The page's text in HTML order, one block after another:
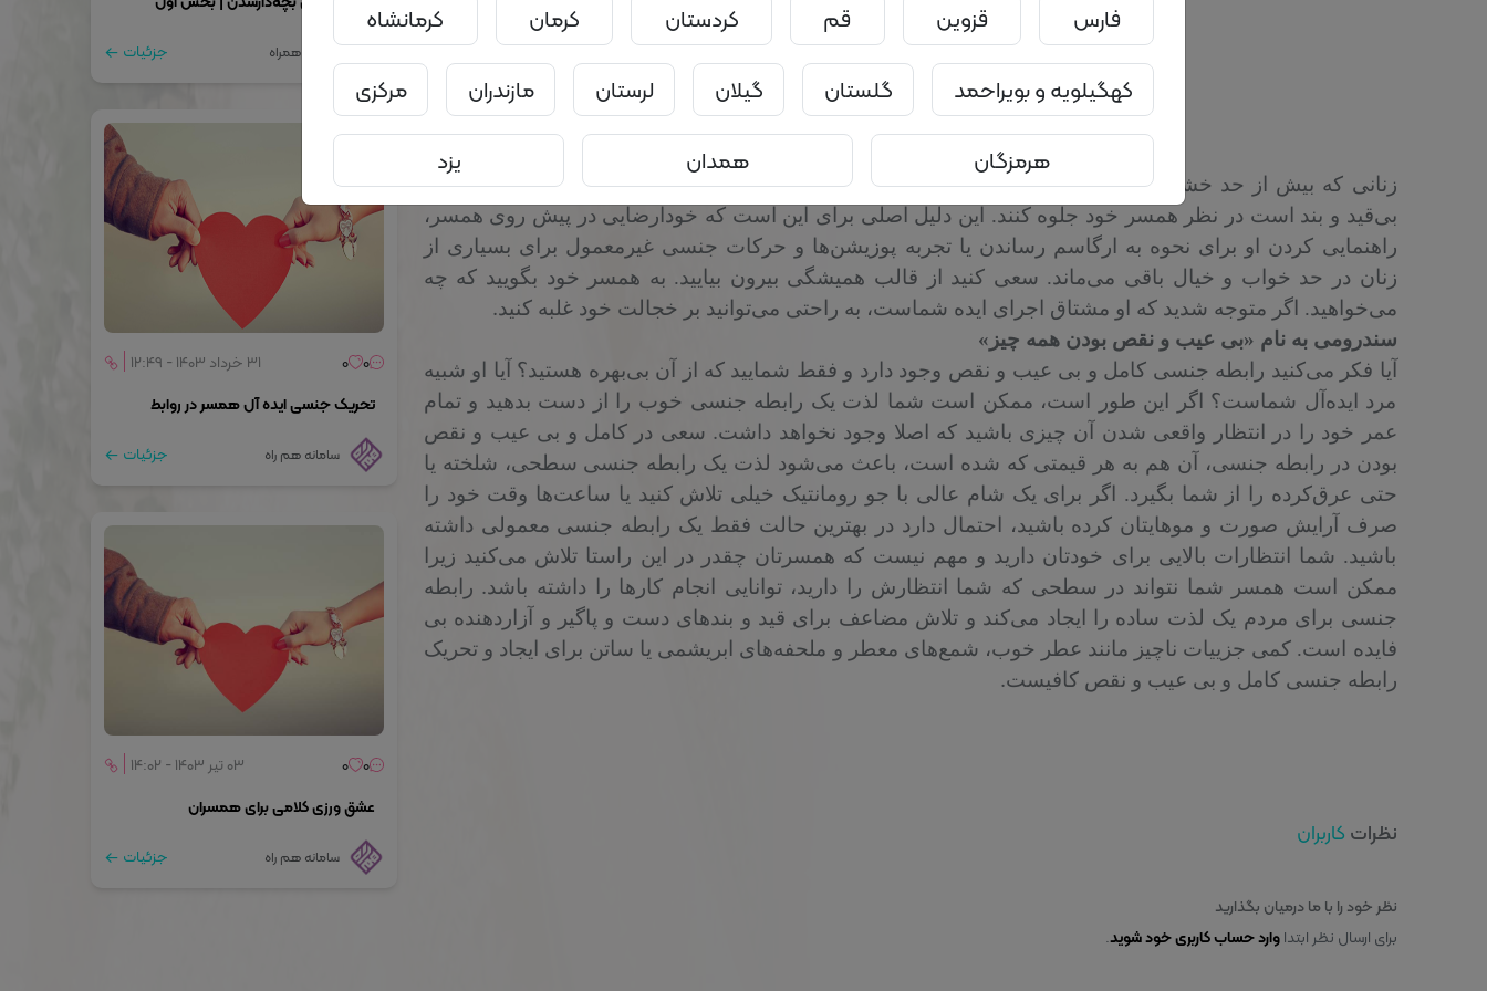
زنانی که بیش از حد خشک و رسمی هستند نمی‌خواهند به عنوان یک زن سهل‌الوصول و زنی که در امور جنسی
بی‌قید و بند است در نظر همسر خود جلوه کنند. این دلیل اصلی برای این است که خودارضایی در پیش روی همسر،
راهنمایی کردن او برای نحوه به ارگاسم رساندن یا تجربه پوزیشن‌ها و حرکات جنسی غیرمعمول برای بسیاری از
زنان در حد خواب و خیال باقی می‌ماند. سعی کنید از قالب همیشگی بیرون بیایید. به همسر خود بگویید که چه
می‌خواهید. اگر متوجه شدید که او مشتاق اجرای ایده شماست، به راحتی می‌توانید بر خجالت خود غلبه کنید.
سندرومی به نام «بی عیب و نقص بودن همه چیز »
آیا فکر می‌کنید رابطه جنسی کامل و بی عیب و نقص وجود دارد و فقط شمایید که از آن بی‌بهره هستید؟ آیا او شبیه
مرد ایده‌آل شماست؟ اگر این طور است، ممکن است شما لذت یک رابطه جنسی خوب را از دست بدهید و تمام
عمر خود را در انتظار واقعی شدن آن چیزی باشید که اصلا وجود نخواهد داشت. سعی در کامل و بی عیب و نقص
بودن در رابطه جنسی، آن هم به هر قیمتی که شده است، باعث می‌شود لذت یک رابطه جنسی سطحی، شلخته یا
حتی عرق‌کرده را از شما بگیرد. اگر برای یک شام عالی با جو رومانتیک خیلی تلاش کنید یا ساعت‌ها وقت خود را
صرف آرایش صورت و موهایتان کرده باشید، احتمال دارد در بهترین حالت فقط یک رابطه جنسی معمولی داشته
باشید. شما انتظارات بالایی برای خودتان دارید و مهم نیست که همسرتان چقدر در این راستا تلاش می‌کنید زیرا
ممکن است همسر شما نتواند در سطحی که شما انتظارش را دارید، توانایی انجام کارها را داشته باشد. رابطه
جنسی برای مردم یک لذت ساده را ایجاد می‌کند و تلاش مضاعف برای قید و بندهای دست و پاگیر و آزاردهنده بی
فایده است. کمی جزییات ناچیز مانند عطر خوب، شمع‌های معطر و ملحفه‌های ابریشمی یا ساتن برای ایجاد و تحریک
رابطه جنسی کامل و بی عیب و نقص کافیست.
نظرات کاربران
نظر خود را با ما درمیان بگذارید
برای ارسال نظر ابتداوارد حساب کاربری خود شوید.
سامانه همراه جزئیات
0
0 ۳۱ خرداد ۱۴۰۳ - ۱۲:۴۹
تحریک جنسی ایده آل همسر در روابط
سامانه هم راه جزئیات
0
0 ۰۳ تیر ۱۴۰۳ - ۱۴:۰۲
عشق ورزی کلامی برای همسران
سامانه هم راه جزئیات
فارس
قزوین قم کردستان کرمان
کرمانشاه
کهگیلویه و بویراحمد
گلستان گیلان لرستان مازندران
مرکزی
هرمزگان
همدان یزد